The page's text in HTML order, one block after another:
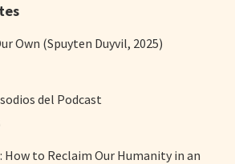
Own (Spuyten Duyvil, 2025)
del Podcast
How to Reclaim Our Humanity in an